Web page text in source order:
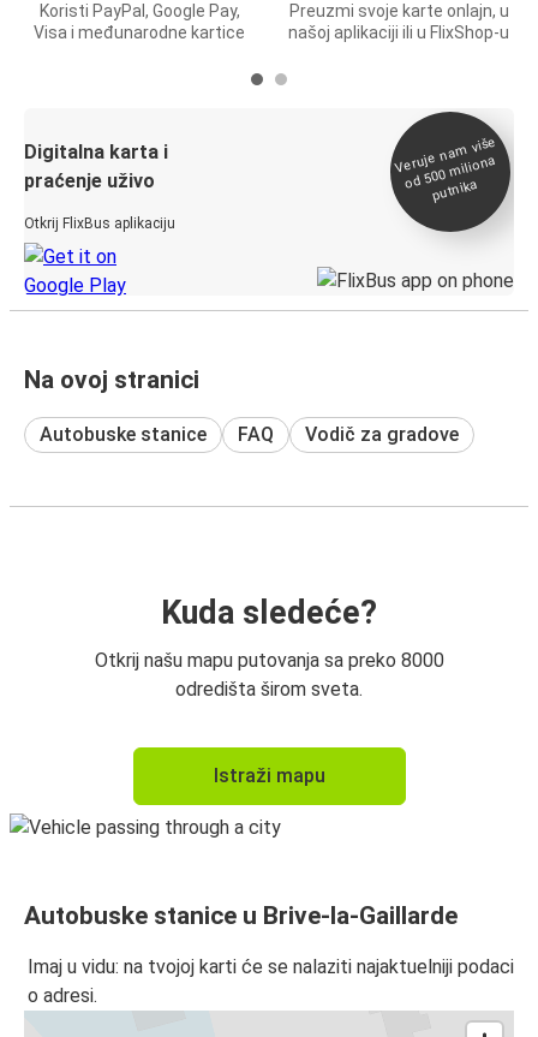
Koristi PayPal, Google Pay,
Visa i međunarodne kartice
Preuzmi svoje karte onlajn, u
našoj aplikaciji ili u FlixShop-u
Digitalna karta i
praćenje uživo
Otkrij FlixBus aplikaciju
Veruje na
m više
od 500
miliona
putnika
Na ovoj stranici
Autobuske stanice FAQ Vodič za gradove
Kuda sledeće?
Otkrij našu mapu putovanja sa preko 8000
odredišta širom sveta.
Istraži mapu
Autobuske stanice u Brive-la-Gaillarde
Imaj u vidu: na tvojoj karti će se nalaziti najaktuelniji podaci
o adresi.